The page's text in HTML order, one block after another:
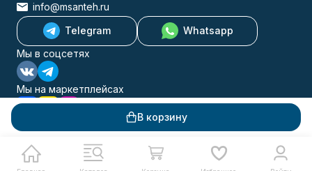
В корзину
info@msanteh.ru
Telegram
Whatsapp
Мы в соцсетях
Мы на маркетплейсах
Каталог товаров